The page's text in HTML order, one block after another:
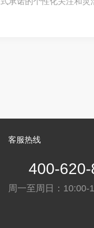
客服热线
400-
周一至周日：10:00-